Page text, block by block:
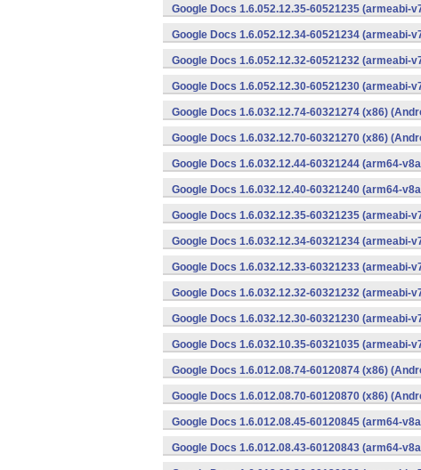
Google Docs 1.6.052.12.35-60521235 (armeabi-
Google Docs 1.6.052.12.34-60521234 (armeabi-
Google Docs 1.6.052.12.32-60521232 (armeabi-
Google Docs 1.6.052.12.30-60521230 (armeabi-
Google Docs 1.6.032.12.74-60321274 (x86)
Google Docs 1.6.032.12.70-60321270 (x86)
Google Docs 1.6.032.12.44-60321244 (arm64-
Google Docs 1.6.032.12.40-60321240 (arm64-
Google Docs 1.6.032.12.35-60321235 (armeabi-
Google Docs 1.6.032.12.34-60321234 (armeabi-
Google Docs 1.6.032.12.33-60321233 (armeabi-
Google Docs 1.6.032.12.32-60321232 (armeabi-
Google Docs 1.6.032.12.30-60321230 (armeabi-
Google Docs 1.6.032.10.35-60321035 (armeabi-
Google Docs 1.6.012.08.74-60120874 (x86)
Google Docs 1.6.012.08.70-60120870 (x86)
Google Docs 1.6.012.08.45-60120845 (arm64-
Google Docs 1.6.012.08.43-60120843 (arm64-